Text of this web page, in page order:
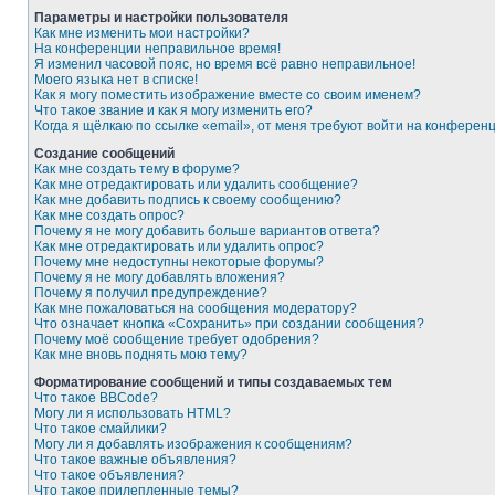
Параметры и настройки пользователя
Как мне изменить мои настройки?
На конференции неправильное время!
Я изменил часовой пояс, но время всё равно неправильное!
Моего языка нет в списке!
Как я могу поместить изображение вместе со своим именем?
Что такое звание и как я могу изменить его?
Когда я щёлкаю по ссылке «email», от меня требуют войти на
Создание сообщений
Как мне создать тему в форуме?
Как мне отредактировать или удалить сообщение?
Как мне добавить подпись к своему сообщению?
Как мне создать опрос?
Почему я не могу добавить больше вариантов ответа?
Как мне отредактировать или удалить опрос?
Почему мне недоступны некоторые форумы?
Почему я не могу добавлять вложения?
Почему я получил предупреждение?
Как мне пожаловаться на сообщения модератору?
Что означает кнопка «Сохранить» при создании сообщения?
Почему моё сообщение требует одобрения?
Как мне вновь поднять мою тему?
Форматирование сообщений и типы создаваемых тем
Что такое BBCode?
Могу ли я использовать HTML?
Что такое смайлики?
Могу ли я добавлять изображения к сообщениям?
Что такое важные объявления?
Что такое объявления?
Что такое прилепленные темы?